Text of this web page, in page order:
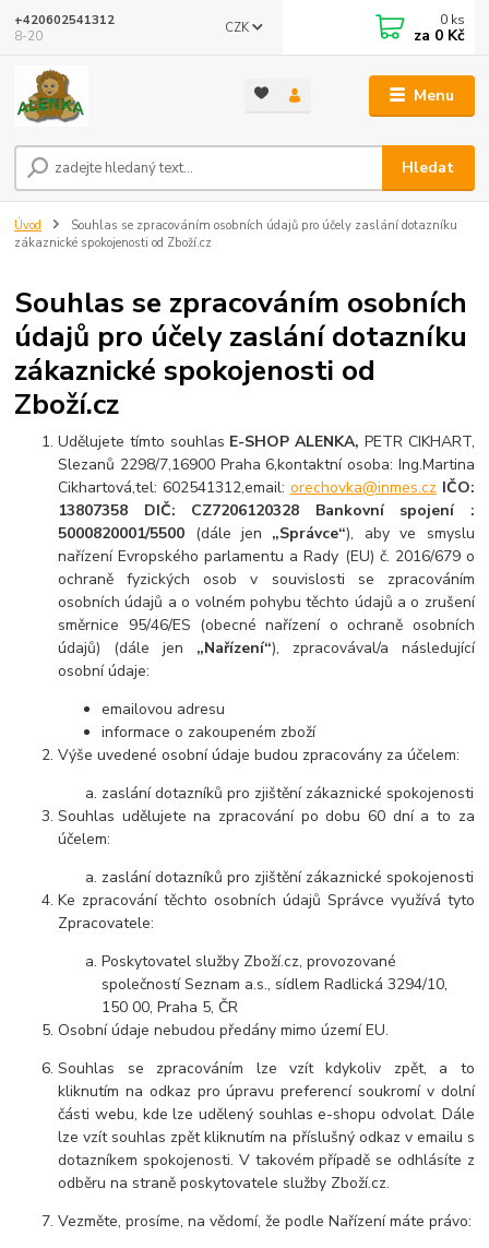
Menu
CZK
Hledat
+420602541312
8-20
0 ks
za 0 Kč
Úvod
Souhlas se zpracováním osobních údajů pro účely zaslání dotazníku
zákaznické spokojenosti od Zboží.cz
Souhlas se zpracováním osobních
údajů pro účely zaslání dotazníku
zákaznické spokojenosti od
Zboží.cz
Udělujete tímto souhlas E-SHOP ALENKA,PETR CIKHART,
Slezanů 2298/7,16900 Praha 6,kontaktní osoba: Ing.Martina
Cikhartová,tel: 602541312,email: orechovka@inmes.czIČO:
13807358
DIČ: CZ7206120328 Bankovní spojení :
5000820001/5500 (dále jen „Správce“), aby ve smyslu
nařízení Evropského parlamentu a Rady (EU) č. 2016/679 o
ochraně fyzických osob v souvislosti se zpracováním
osobních údajů a o volném pohybu těchto údajů a o zrušení
směrnice 95/46/ES (obecné nařízení o ochraně osobních
údajů) (dále jen „Nařízení“), zpracovával/a následující
osobní údaje:
emailovou adresu
informace o zakoupeném zboží
Výše uvedené osobní údaje budou zpracovány za účelem:
zaslání dotazníků pro zjištění zákaznické spokojenosti
Souhlas udělujete na zpracování po dobu 60 dní a to za
účelem:
zaslání dotazníků pro zjištění zákaznické spokojenosti
Ke zpracování těchto osobních údajů Správce využívá tyto
Zpracovatele:
Poskytovatel služby Zboží.cz, provozované
společností Seznam a.s., sídlem Radlická 3294/10,
150 00, Praha 5, ČR
Osobní údaje nebudou předány mimo území EU.
Souhlas se zpracováním lze vzít kdykoliv zpět, a to
kliknutím na odkaz pro úpravu preferencí soukromí v dolní
části webu, kde lze udělený souhlas e-shopu odvolat. Dále
lze vzít souhlas zpět kliknutím na příslušný odkaz v emailu s
dotazníkem spokojenosti. V takovém případě se odhlásíte z
odběru na straně poskytovatele služby Zboží.cz.
Vezměte, prosíme, na vědomí, že podle Nařízení máte právo: